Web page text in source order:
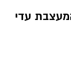
בשנת 2019 מהמעצבת עדי